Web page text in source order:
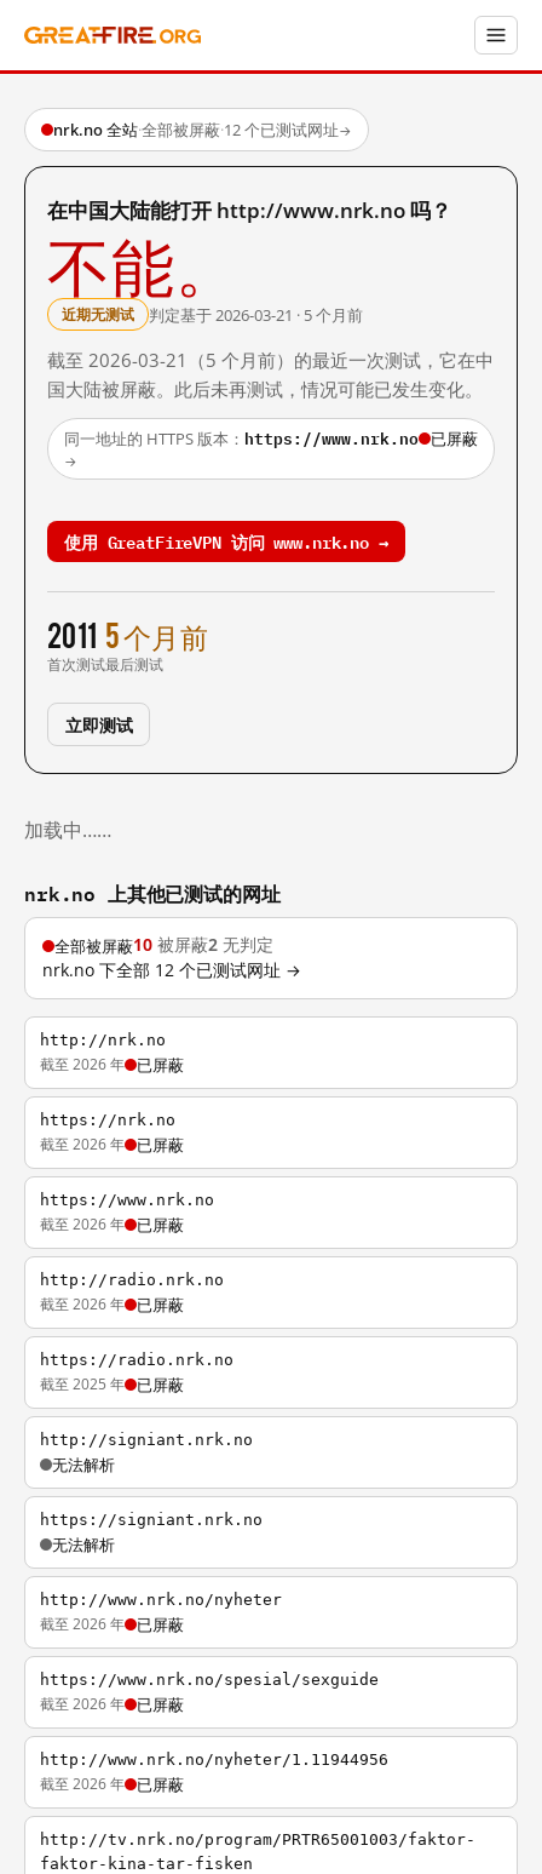
nrk.no 全站·全部被屏蔽·12 个已测试网址→
在中国大陆能打开 http://www.nrk.no 吗？
不能。
近期无测试 判定基于 2026-03-21 · 5 个月前
截至 2026-03-21（5 个月前）的最近一次测试，它在中
国大陆被屏蔽。此后未再测试，情况可能已发生变化。
同一地址的 HTTPS 版本： https://www.nrk.no 已屏蔽
→
使用 GreatFireVPN 访问 www.nrk.no →
2011
首次测试
5 个月前
最后测试
立即测试
加载中……
nrk.no 上其他已测试的网址
全部被屏蔽10 被屏蔽2 无判定
nrk.no 下全部 12 个已测试网址 →
http://nrk.no
截至 2026 年 已屏蔽
https://nrk.no
截至 2026 年 已屏蔽
https://www.nrk.no
截至 2026 年 已屏蔽
http://radio.nrk.no
截至 2026 年 已屏蔽
https://radio.nrk.no
截至 2025 年 已屏蔽
http://signiant.nrk.no
无法解析
https://signiant.nrk.no
无法解析
http://www.nrk.no/nyheter
截至 2026 年 已屏蔽
https://www.nrk.no/spesial/sexguide
截至 2026 年 已屏蔽
http://www.nrk.no/nyheter/1.11944956
截至 2026 年 已屏蔽
http://tv.nrk.no/program/PRTR65001003/faktor-
faktor-kina-tar-fisken